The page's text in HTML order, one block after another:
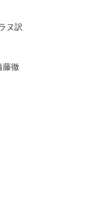
ヌ訳
徹